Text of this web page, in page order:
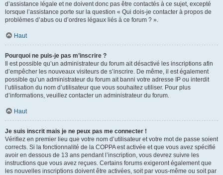
d’assistance légale et ne doivent donc pas être contactés à ce sujet, excepté
lorsque l’assistance porte sur la question « Qui dois-je contacter à propos de
problèmes d’abus ou d’ordres légaux liés à ce forum ? ».
Haut
Pourquoi ne puis-je pas m’inscrire ?
Il est possible qu’un administrateur du forum ait désactivé les inscriptions afin
d’empêcher les nouveaux visiteurs de s’inscrire. De même, il est également
possible qu’un administrateur du forum ait banni votre adresse IP ou interdit
l’utilisation du nom d’utilisateur que vous souhaitez utiliser. Pour plus
d’informations, veuillez contacter un administrateur du forum.
Haut
Je suis inscrit mais je ne peux pas me connecter !
Vérifiez en premier lieu que votre nom d’utilisateur et votre mot de passe soient
corrects. Si la fonctionnalité de la COPPA est activée et que vous avez spécifié
avoir en dessous de 13 ans pendant l’inscription, vous devrez suivre les
instructions que vous avez reçues. Certains forums exigeront également que
les nouvelles inscriptions doivent être activées, soit par vous-même ou soit par